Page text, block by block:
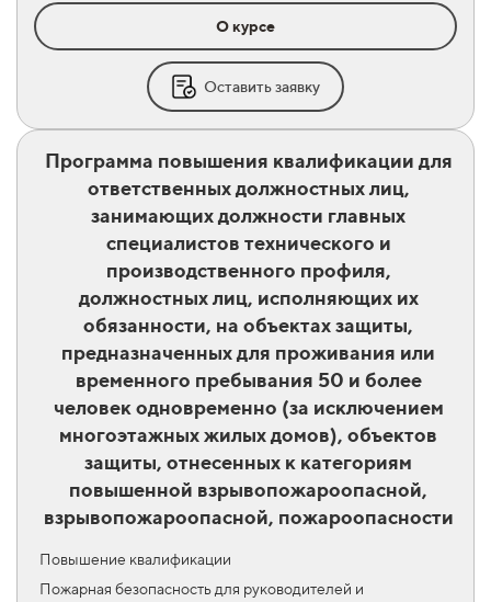
О курсе
Оставить заявку
Программа повышения квалификации для
ответственных должностных лиц,
занимающих должности главных
специалистов технического и
производственного профиля,
должностных лиц, исполняющих их
обязанности, на объектах защиты,
предназначенных для проживания или
временного пребывания 50 и более
человек одновременно (за исключением
многоэтажных жилых домов), объектов
защиты, отнесенных к категориям
повышенной взрывопожароопасной,
взрывопожароопасной, пожароопасности
Повышение квалификации
Пожарная безопасность для руководителей и